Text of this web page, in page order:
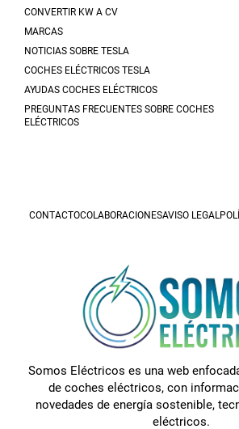
CONVERTIR KW A CV
MARCAS
NOTICIAS SOBRE TESLA
COCHES ELÉCTRICOS TESLA
AYUDAS COCHES ELÉCTRICOS
PREGUNTAS FRECUENTES SOBRE COCHES
ELÉCTRICOS
CONTACTOCOLABORACIONESAVISO LEGAL
Somos Eléctricos es una web
de coches eléctricos, con
novedades de energía sostenible,
eléctricos.